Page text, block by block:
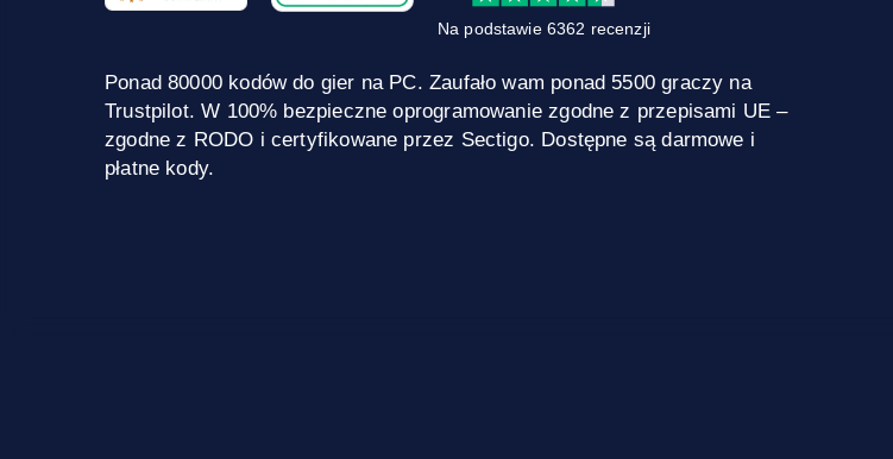
Na podstawie 6362 recenzji
Ponad 80000 kodów do gier na PC. Zaufało wam ponad 5500 graczy na
Trustpilot. W 100% bezpieczne oprogramowanie zgodne z przepisami UE –
zgodne z RODO i certyfikowane przez Sectigo. Dostępne są darmowe i
płatne kody.